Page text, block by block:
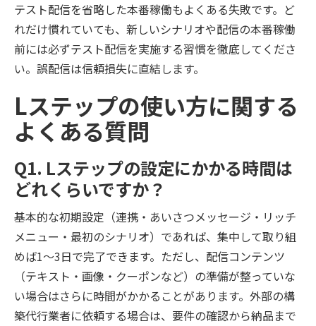
テスト配信を省略した本番稼働もよくある失敗です。ど
れだけ慣れていても、新しいシナリオや配信の本番稼働
前には必ずテスト配信を実施する習慣を徹底してくださ
い。誤配信は信頼損失に直結します。
Lステップの使い方に関する
よくある質問
Q1. Lステップの設定にかかる時間は
どれくらいですか？
基本的な初期設定（連携・あいさつメッセージ・リッチ
メニュー・最初のシナリオ）であれば、集中して取り組
めば1〜3日で完了できます。ただし、配信コンテンツ
（テキスト・画像・クーポンなど）の準備が整っていな
い場合はさらに時間がかかることがあります。外部の構
築代行業者に依頼する場合は、要件の確認から納品まで